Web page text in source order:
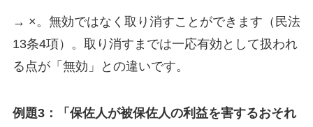
→ ×。無効ではなく取り消すことができます（民法
13条4項）。取り消すまでは一応有効として扱われ
る点が「無効」との違いです。
例題3：「保佐人が被保佐人の利益を害するおそれ